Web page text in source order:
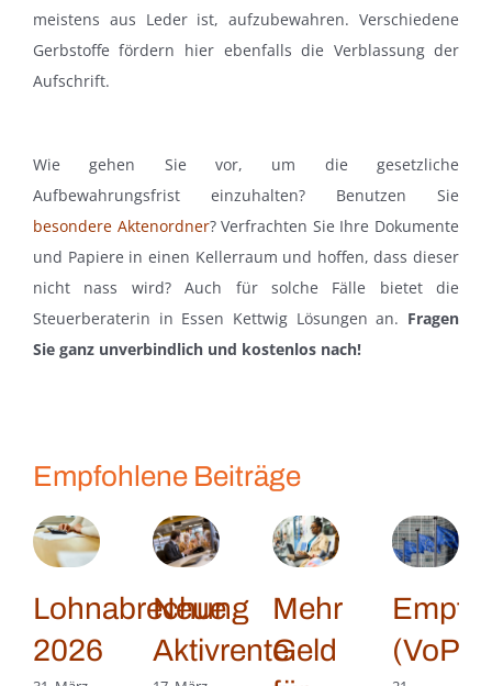
meistens aus Leder ist, aufzubewahren. Verschiedene
Gerbstoffe fördern hier ebenfalls die Verblassung der
Aufschrift.
Wie gehen Sie vor, um die gesetzliche
Aufbewahrungsfrist einzuhalten? Benutzen Sie
besondere Aktenordner? Verfrachten Sie Ihre Dokumente
und Papiere in einen Kellerraum und hoffen, dass dieser
nicht nass wird? Auch für solche Fälle bietet die
Steuerberaterin in Essen Kettwig Lösungen an. Fragen
Sie ganz unverbindlich und kostenlos nach!
Empfohlene Beiträge
Lohnabrechung
2026
Neue
Aktivrente
Mehr
Geld
(VoP)